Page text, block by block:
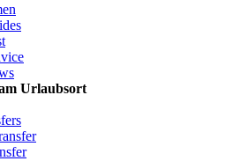
Urlaubsort